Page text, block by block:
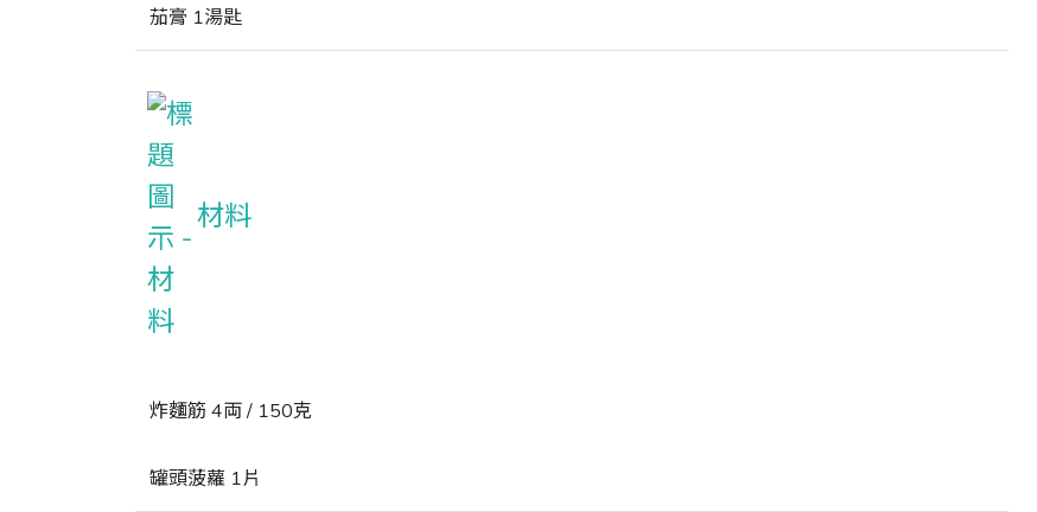
茄膏 1湯匙
材料
炸麵筋 4両 / 150克
罐頭菠蘿 1片